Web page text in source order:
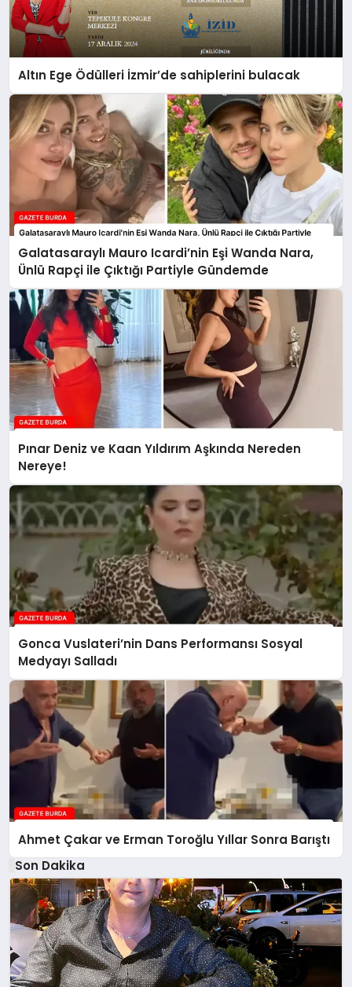
Altın Ege Ödülleri İzmir’de sahiplerini bulacak
Galatasaraylı Mauro Icardi’nin Eşi Wanda Nara,
Ünlü Rapçi ile Çıktığı Partiyle Gündemde
Pınar Deniz ve Kaan Yıldırım Aşkında Nereden
Nereye!
Gonca Vuslateri’nin Dans Performansı Sosyal
Medyayı Salladı
Ahmet Çakar ve Erman Toroğlu Yıllar Sonra Barıştı
Son Dakika